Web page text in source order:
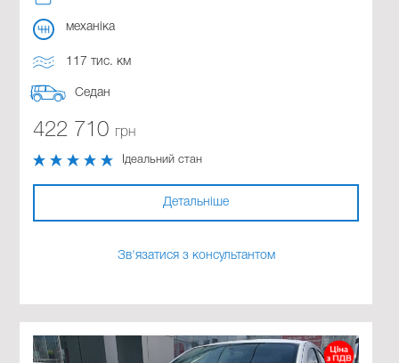
механіка
117 тис. км
Седан
422 710 грн
Ідеальний стан
Детальніше
Зв'язатися з консультантом